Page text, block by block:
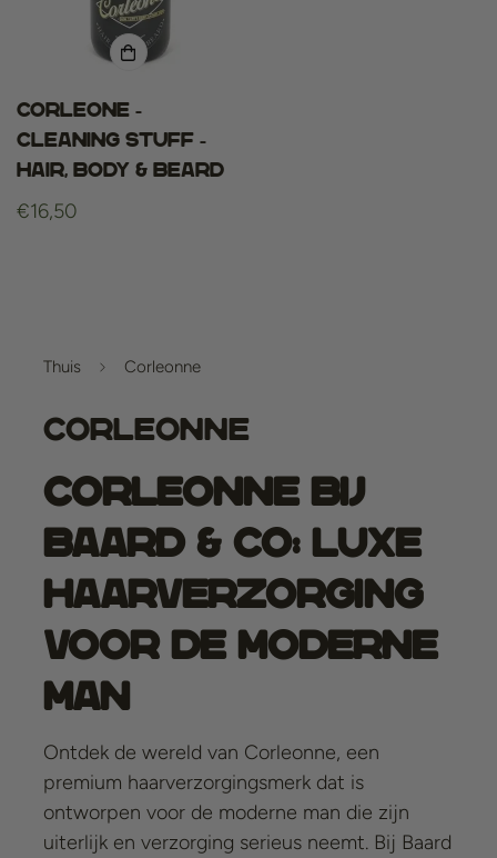
Corleone -
Cleaning Stuff -
Hair, Body & Beard
Normale
€16,50
Thuis Corleonne
Corleonne
Corleonne bij
Baard & Co: Luxe
Haarverzorging
voor de Moderne
Man
Ontdek de wereld van Corleonne, een
premium haarverzorgingsmerk dat is
ontworpen voor de moderne man die zijn
uiterlijk en verzorging serieus neemt. Bij Baard